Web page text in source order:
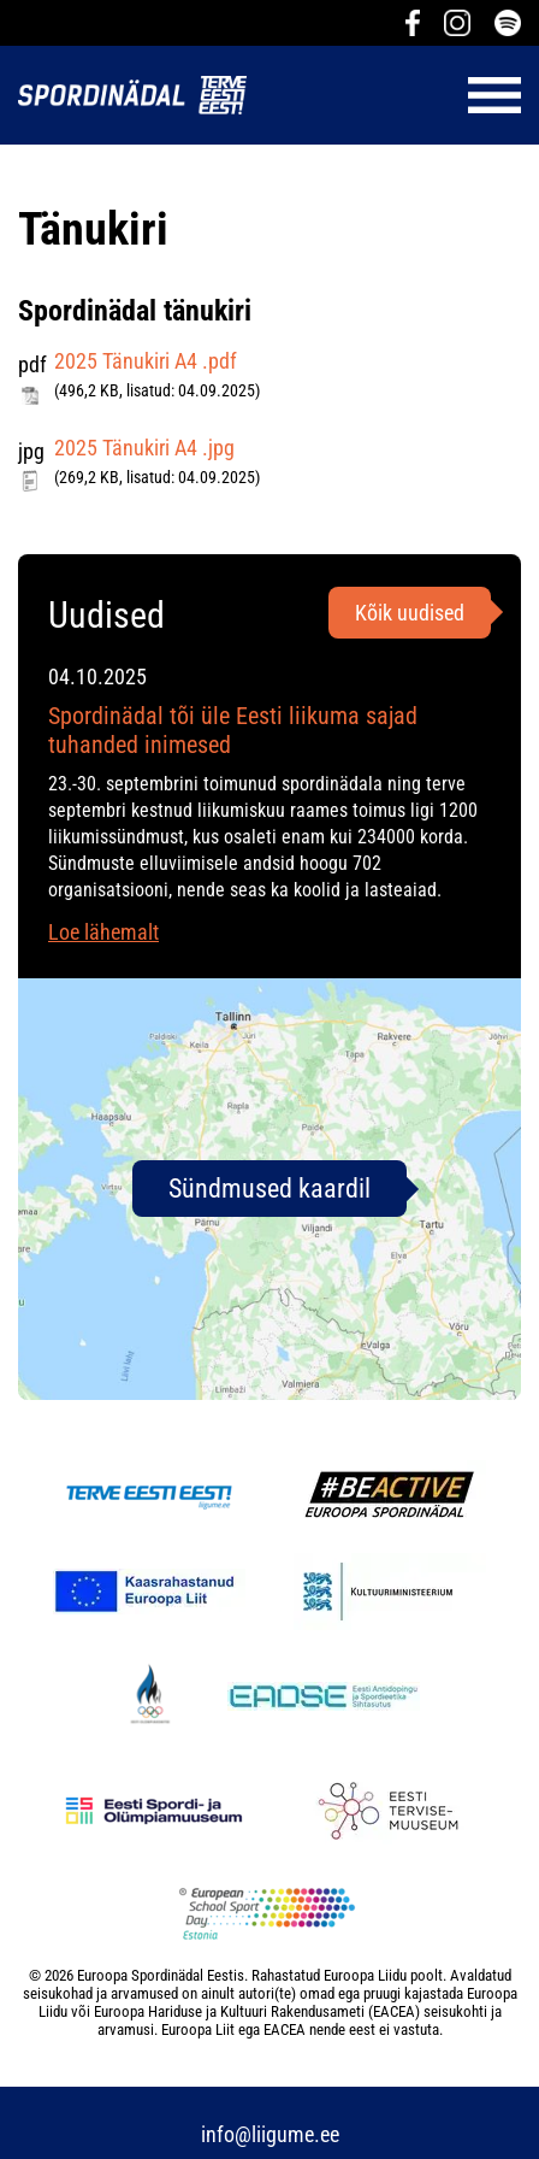
Tänukiri
Spordinädal tänukiri
pdf 2025 Tänukiri A4 .pdf
(496,2 KB, lisatud: 04.09.2025)
jpg 2025 Tänukiri A4 .jpg
(269,2 KB, lisatud: 04.09.2025)
Uudised Kõik uudised
04.10.2025
Spordinädal tõi üle Eesti liikuma sajad
tuhanded inimesed
23.-30. septembrini toimunud spordinädala ning terve
septembri kestnud liikumiskuu raames toimus ligi 1200
liikumissündmust, kus osaleti enam kui 234000 korda.
Sündmuste elluviimisele andsid hoogu 702
organisatsiooni, nende seas ka koolid ja lasteaiad.
Loe lähemalt
Sündmused kaardil
© 2026 Euroopa Spordinädal Eestis. Rahastatud Euroopa Liidu poolt. Avaldatud
seisukohad ja arvamused on ainult autori(te) omad ega pruugi kajastada Euroopa
Liidu või Euroopa Hariduse ja Kultuuri Rakendusameti (EACEA) seisukohti ja
arvamusi. Euroopa Liit ega EACEA nende eest ei vastuta.
info@liigume.ee